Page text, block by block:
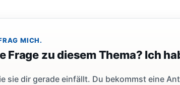
MICH.
Frage zu diesem Thema? Ich
sie dir gerade einfällt. Du bekommst eine